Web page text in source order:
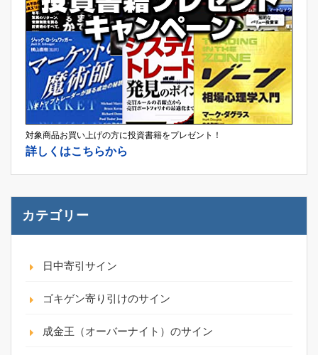
対象商品お買い上げの方に投資書籍をプレゼント！
詳しくはこちらから
カテゴリー
日中寄引サイン
ゴキゲン寄り引けのサイン
成金王（オーバーナイト）のサイン